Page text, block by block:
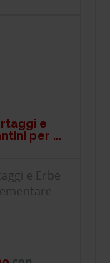
e
per ...
e Erbe